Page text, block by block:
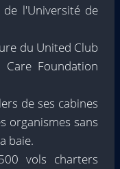
l'Université de
du United Club
Foundation
de ses cabines
organismes sans
baie.
vols charters